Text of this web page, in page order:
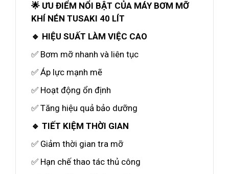
🌟 ƯU ĐIỂM NỔI BẬT CỦA MÁY BƠM MỠ
KHÍ NÉN TUSAKI 40 LÍT
🔹 HIỆU SUẤT LÀM VIỆC CAO
✅ Bơm mỡ nhanh và liên tục
✅ Áp lực mạnh mẽ
✅ Hoạt động ổn định
✅ Tăng hiệu quả bảo dưỡng
🔹 TIẾT KIỆM THỜI GIAN
✅ Giảm thời gian tra mỡ
✅ Hạn chế thao tác thủ công